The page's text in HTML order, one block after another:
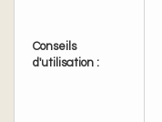
Conseils
d'utilisation :